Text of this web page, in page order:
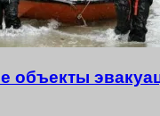
объекты